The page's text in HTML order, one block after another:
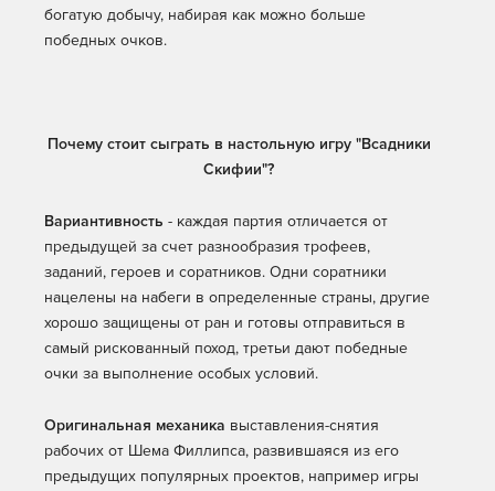
богатую добычу, набирая как можно больше
победных очков.
Почему стоит сыграть в настольную игру "Всадники
Скифии"?
Вариантивность - каждая партия отличается от
предыдущей за счет разнообразия трофеев,
заданий, героев и соратников. Одни соратники
нацелены на набеги в определенные страны, другие
хорошо защищены от ран и готовы отправиться в
самый рискованный поход, третьи дают победные
очки за выполнение особых условий.
Оригинальная механика выставления-снятия
рабочих от Шема Филлипса, развившаяся из его
предыдущих популярных проектов, например игры